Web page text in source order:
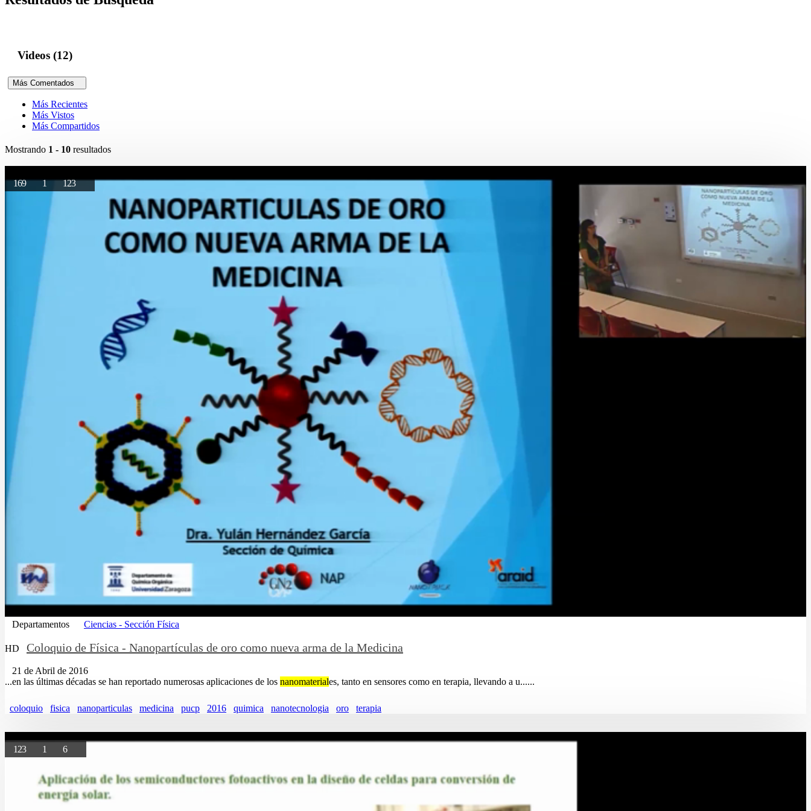
Videos (12)
Más Comentados
Más Recientes
Más Vistos
Más Compartidos
Mostrando 1 - 10 resultados
1691123
Departamentos Ciencias - Sección Física
HD Coloquio de Física - Nanopartículas de oro como nueva arma de la Medicina
21 de Abril de 2016
...en las últimas décadas se han reportado numerosas aplicaciones de los nanomateriales, tanto en sensores como en terapia, llevando a u......
coloquio fisica nanoparticulas medicina pucp 2016 quimica nanotecnologia oro terapia
123 1 6